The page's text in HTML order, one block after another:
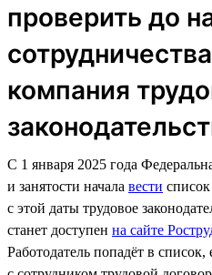
проверить до
компания
С 1 января 2025 года
и занятости начала вести
с этой даты трудовое
станет доступен на сайте
Работодатель попадёт в